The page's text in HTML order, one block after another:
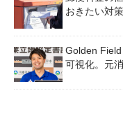
おきたい対
Golden Field
可視化。元